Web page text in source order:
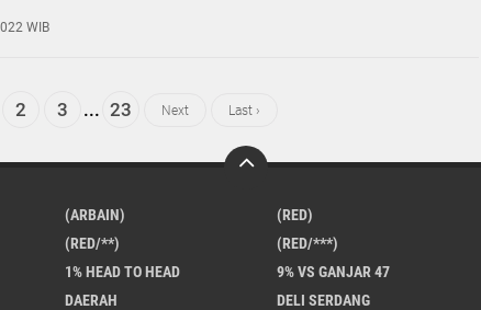
WIB
2 3 ... 23 Next Last ›
(ARBAIN)
(RED)
(RED/**)
(RED/***)
1% HEAD TO HEAD
9% VS GANJAR 47
DAERAH
DELI SERDANG